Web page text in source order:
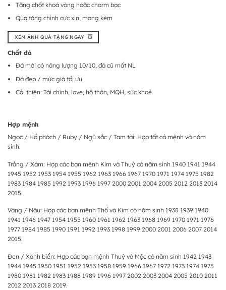
Tặng chốt khoá vòng hoặc charm bạc
Qùa tặng chính cực xịn, mang kèm
XEM ẢNH QUÀ TẶNG NGAY
Chất đá
Đá mới có năng lượng 10/10, đá cũ mất NL
Đá đẹp / mức giá tối ưu
Cải thiện: Tài chính, love, hộ thân, MQH, sức khoẻ
Hợp mệnh
Ngọc / Hổ phách / Ruby / Ngũ sắc / Tam tài: Hợp tất cả mệnh và năm
sinh.
Trắng / Xám: Hợp các bạn mệnh Kim và Thuỷ có năm sinh 1940 1941 1944
1945 1952 1953 1954 1955 1962 1963 1966 1967 1970 1971 1974 1975 1982
1983 1984 1985 1992 1993 1996 1997 2000 2001 2004 2005 2012 2013 2014
2015.
Vàng / Nâu: Hợp các bạn mệnh Thổ và Kim có năm sinh 1938 1939 1940
1941 1946 1947 1954 1955 1960 1961 1962 1963 1968 1969 1970 1971 1976
1977 1984 1985 1990 1991 1992 1993 1998 1999 2000 2001 2006 2007 2014
2015.
Đen / Xanh biển: Hợp các bạn mệnh Thuỷ và Mộc có năm sinh 1942 1943
1944 1945 1950 1951 1952 1953 1958 1959 1966 1967 1972 1973 1974 1975
1980 1981 1982 1983 1988 1989 1996 1997 2002 2003 2004 2005 2010 2011
2012 2013 2018 2019.